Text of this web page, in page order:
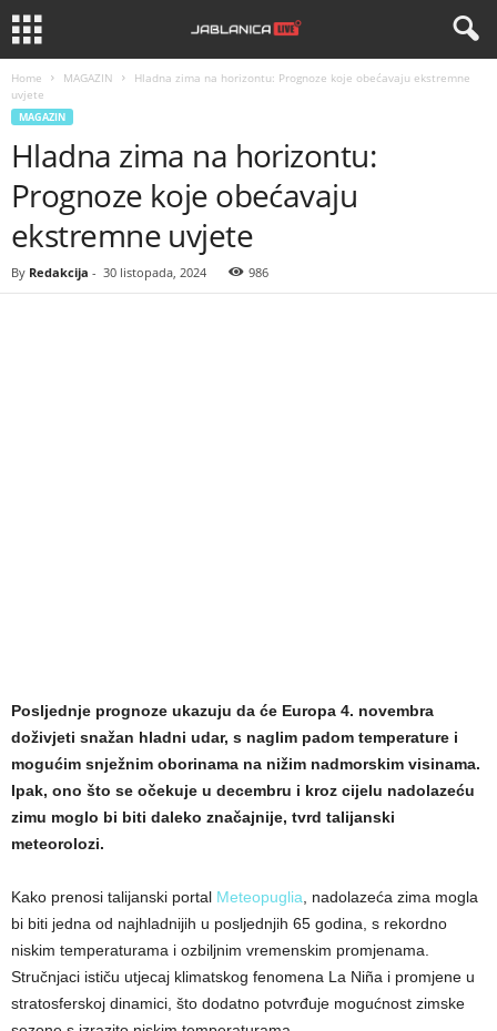
Home MAGAZIN
Hladna zima na horizontu: Prognoze koje obećavaju ekstremne
uvjete
MAGAZIN
Hladna zima na horizontu:
Prognoze koje obećavaju
ekstremne uvjete
By Redakcija - 30 listopada, 2024 986
Posljednje prognoze ukazuju da će Europa 4. novembra
doživjeti snažan hladni udar, s naglim padom temperature i
mogućim snježnim oborinama na nižim nadmorskim visinama.
Ipak, ono što se očekuje u decembru i kroz cijelu nadolazeću
zimu moglo bi biti daleko značajnije, tvrd talijanski
meteorolozi.
Kako prenosi talijanski portal Meteopuglia , nadolazeća zima mogla
bi biti jedna od najhladnijih u posljednjih 65 godina, s rekordno
niskim temperaturama i ozbiljnim vremenskim promjenama.
Stručnjaci ističu utjecaj klimatskog fenomena La Niña i promjene u
stratosferskoj dinamici, što dodatno potvrđuje mogućnost zimske